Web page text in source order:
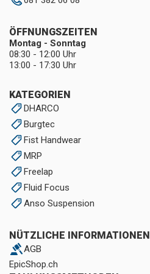
KATEGORIEN
DHARCO
Burgtec
Fist Handwear
MRP
Freelap
Fluid Focus
Anso Suspension
NÜTZLICHE INFORMATIONEN
AGB
EpicShop.ch
ÖFFNUNGSZEITEN
Montag - Sonntag
08:30 - 12:00 Uhr
13:00 - 17:30 Uhr